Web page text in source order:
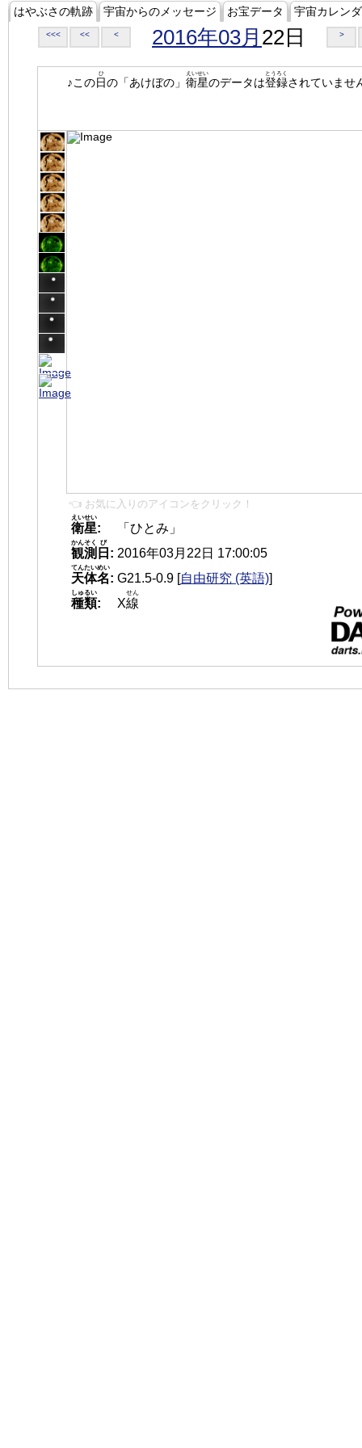
はやぶさの軌跡 宇宙からのメッセージ お宝データ 宇宙カレン
<<< << < 2016年03月 22日 >
♪この日
ひ
の「あけぼの」 衛星
えいせい
のデータは登録
とうろく
されていませ
👈 お気に入りのアイコンをクリック！
衛星
えいせい
:
「ひとみ」
観測
かんそく
日
び
: 2016年03月22日 17:00:05
天体名
てんたいめい
: G21.5-0.9 [自由研究 (英語)]
種類
しゅるい
: X線
せん